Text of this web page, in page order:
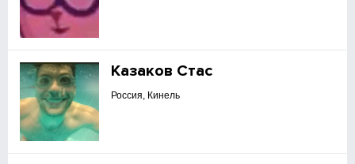
Казаков Стас
Россия, Кинель